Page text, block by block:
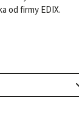
od firmy EDIX.